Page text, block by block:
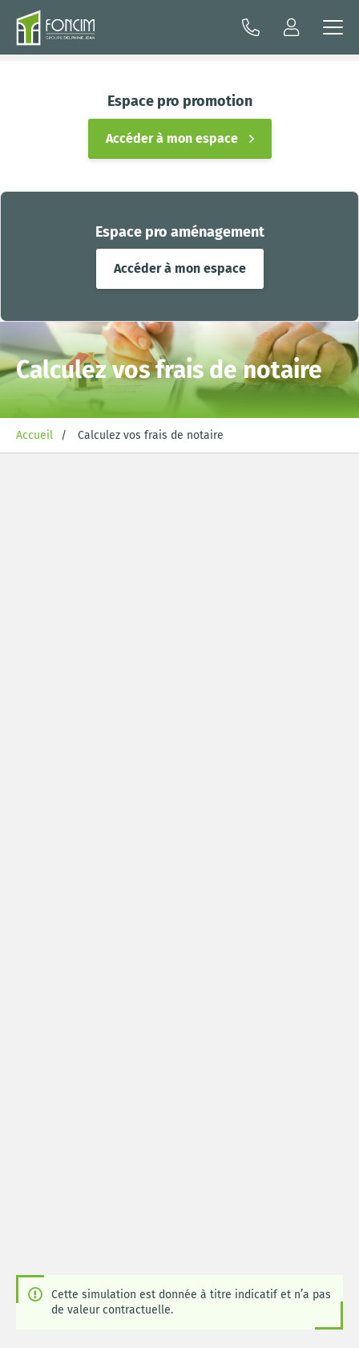
Espace pro aménagement
Accéder à mon espace
Espace pro promotion
Accéder à mon espace
Calculez vos frais de notaire
Accueil Calculez vos frais de notaire
Cette simulation est donnée à titre indicatif et n’a pas
de valeur contractuelle.